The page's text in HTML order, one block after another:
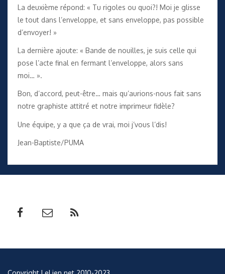
La deuxième répond: « Tu rigoles ou quoi?! Moi je glisse
le tout dans l’enveloppe, et sans enveloppe, pas possible
d’envoyer! »
La dernière ajoute: « Bande de nouilles, je suis celle qui
pose l’acte final en fermant l’enveloppe, alors sans
moi… ».
Bon, d’accord, peut-être… mais qu’aurions-nous fait sans
notre graphiste attitré et notre imprimeur fidèle?
Une équipe, y a que ça de vrai, moi j’vous l’dis!
Jean-Baptiste/PUMA